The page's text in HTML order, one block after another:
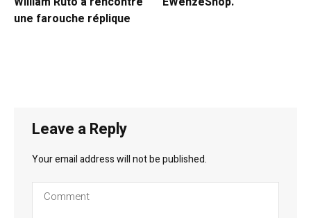
une farouche réplique
Leave a Reply
Your email address will not be published.